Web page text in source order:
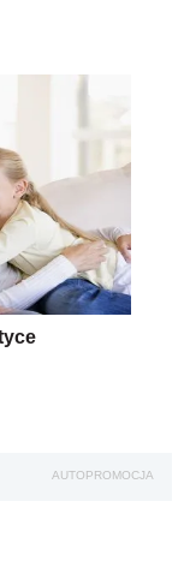
AUTOPROMOCJA